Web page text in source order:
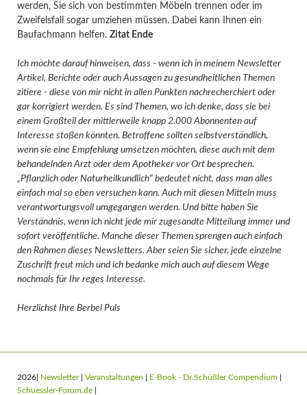
werden, Sie sich von bestimmten Möbeln trennen oder im
Zweifelsfall sogar umziehen müssen. Dabei kann Ihnen ein
Baufachmann helfen. Zitat Ende
Ich möchte darauf hinweisen, dass - wenn ich in meinem Newsletter
Artikel, Berichte oder auch Aussagen zu gesundheitlichen Themen
zitiere - diese von mir nicht in allen Punkten nachrecherchiert oder
gar korrigiert werden. Es sind Themen, wo ich denke, dass sie bei
einem Großteil der mittlerweile knapp 2.000 Abonnenten auf
Interesse stoßen könnten. Betroffene sollten selbstverständlich,
wenn sie eine Empfehlung umsetzen möchten, diese auch mit dem
behandelnden Arzt oder dem Apotheker vor Ort besprechen.
„Pflanzlich oder Naturheilkundlich“ bedeutet nicht, dass man alles
einfach mal so eben versuchen kann. Auch mit diesen Mitteln muss
verantwortungsvoll umgegangen werden. Und bitte haben Sie
Verständnis, wenn ich nicht jede mir zugesandte Mitteilung immer und
sofort veröffentliche. Manche dieser Themen sprengen auch einfach
den Rahmen dieses Newsletters. Aber seien Sie sicher, jede einzelne
Zuschrift freut mich und ich bedanke mich auch auf diesem Wege
nochmals für Ihr reges Interesse.
Herzlichst Ihre Berbel Puls
2026| Newsletter| Veranstaltungen E-Book - Dr.Schüßler Compendium|
Schuessler-Forum.de|